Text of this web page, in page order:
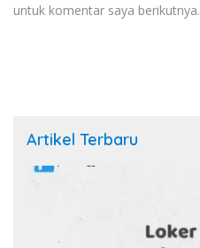
untuk komentar saya berikutnya.
Artikel Terbaru